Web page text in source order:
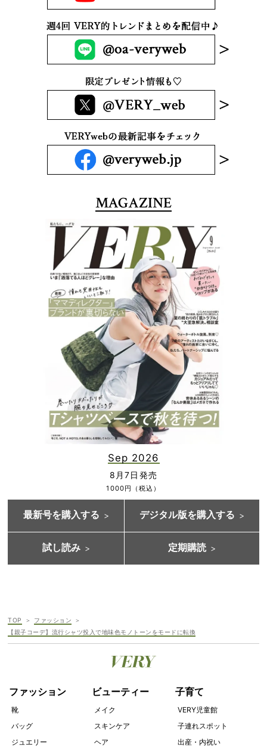
MAGAZINE
Sep 2026
8月7日発売
1000円（税込）
最新号を購入する デジタル版を購入する
試し読み 定期購読
TOP
ファッション
【親子コーデ】流行シャツ投入で地味色モノトーンをモードに転換
ファッション
靴
バッグ
ジュエリー
ビューティー
メイク
スキンケア
ヘア
子育て
VERY児童館
子連れスポット
出産・内祝い